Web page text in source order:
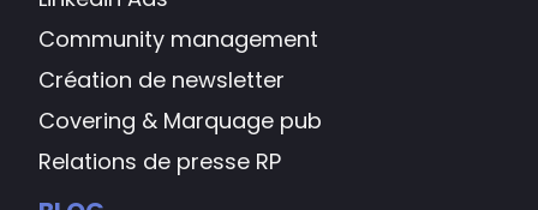
Community management
Création de newsletter
Covering & Marquage pub
Relations de presse RP